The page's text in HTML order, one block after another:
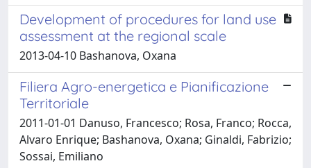
Development of procedures for land use
assessment at the regional scale
2013-04-10 Bashanova, Oxana
Filiera Agro-energetica e Pianificazione
Territoriale
2011-01-01 Danuso, Francesco; Rosa, Franco; Rocca,
Alvaro Enrique; Bashanova, Oxana; Ginaldi, Fabrizio;
Sossai, Emiliano